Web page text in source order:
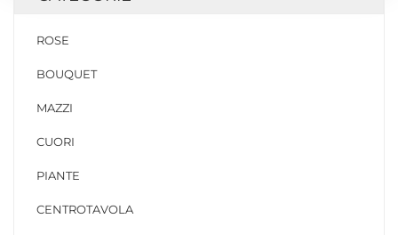
ROSE
BOUQUET
MAZZI
CUORI
PIANTE
CENTROTAVOLA